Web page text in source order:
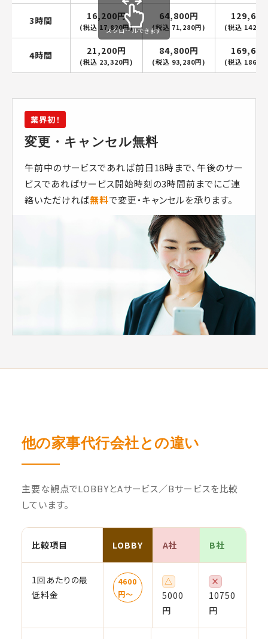
3時間 16,200円
(税込 17,820円)
64,800円
(税込 71,280円) (税込
4時間 21,200円
(税込 23,320円)
84,800円
(税込 93,280円) (税込
スクロールできます
業界初！
変更・キャンセル無料
午前中のサービスであれば前日18時まで、午後のサー
ビスであればサービス開始時刻の3時間前までにご連
絡いただければ無料で変更・キャンセルを承ります。
他の家事代行会社との違い
主要な観点でLOBBYとAサービス／Bサービスを比較
しています。
比較項目 LOBBY A社 B社
1回あたりの最
低料金
4600
円〜
△
5000
円
×
10750
円